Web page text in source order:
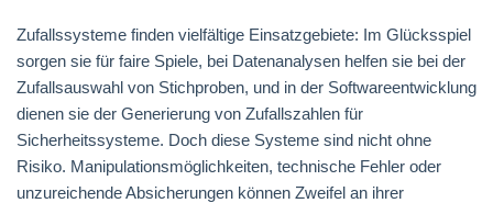
Zufallssysteme finden vielfältige Einsatzgebiete: Im Glücksspiel
sorgen sie für faire Spiele, bei Datenanalysen helfen sie bei der
Zufallsauswahl von Stichproben, und in der Softwareentwicklung
dienen sie der Generierung von Zufallszahlen für
Sicherheitssysteme. Doch diese Systeme sind nicht ohne
Risiko. Manipulationsmöglichkeiten, technische Fehler oder
unzureichende Absicherungen können Zweifel an ihrer